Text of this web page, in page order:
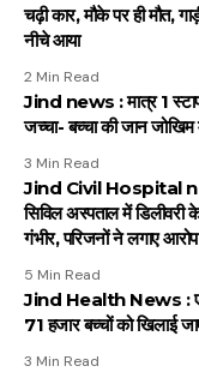
चढ़ी कार, मौके पर ही मौत,
नीचे आया
2 Min Read
Jind news : मात्र 1 स्टाफ
जच्चा- बच्चा की जान जोखिम
3 Min Read
Jind Civil Hospital
सिविल अस्पताल में डिलीवरी
गंभीर, परिजनों ने लगाए आरोप
5 Min Read
Jind Health News :
71 हजार बच्चों को खिलाई
3 Min Read